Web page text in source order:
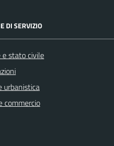
DI SERVIZIO
e stato civile
urbanistica
commercio